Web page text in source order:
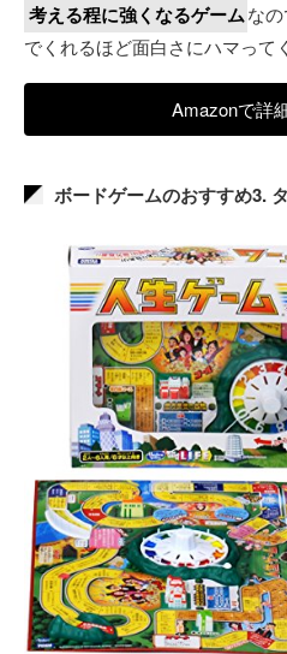
考える程に強くなるゲームな
でくれるほど面白さにハマって
Amazonで詳
ボードゲームのおすすめ3.